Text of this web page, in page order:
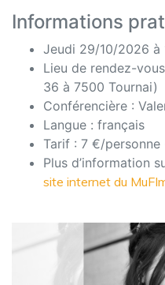
Informations
Jeudi 29/10/2026 à
Lieu de rendez-
36 à 7500 Tournai)
Conférencière :
Langue : français
Tarif : 7 €/personne
Plus d’information
site internet du